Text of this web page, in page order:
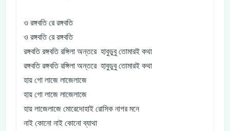
ও রঙ্গবতি রে রঙ্গবতি
ও রঙ্গবতি রে রঙ্গবতি
রঙ্গবতি রঙ্গবতি রঙ্গিলা অন্তরে হাবুডুবু তোমারই কথা
রঙ্গবতি রঙ্গবতি রঙ্গিলা অন্তরে হাবুডুবু তোমারই কথা
হায় গো লাজে লাজেলাজে
হায় গো লাজে লাজেলাজে
হায় লাজেলাজে মোরেদোহাই রোসিক নাগর মনে
নাই কোনো নাই কোনো ব্যাথা